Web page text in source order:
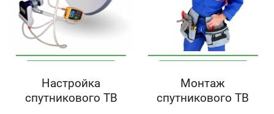
Настройка
спутникового ТВ
Монтаж
спутникового ТВ